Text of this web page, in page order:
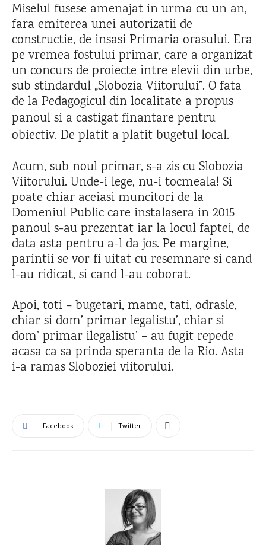
Miselul fusese amenajat in urma cu un an,
fara emiterea unei autorizatii de
constructie, de insasi Primaria orasului. Era
pe vremea fostului primar, care a organizat
un concurs de proiecte intre elevii din urbe,
sub stindardul „Slobozia Viitorului”. O fata
de la Pedagogicul din localitate a propus
panoul si a castigat finantare pentru
obiectiv. De platit a platit bugetul local.
Acum, sub noul primar, s-a zis cu Slobozia
Viitorului. Unde-i lege, nu-i tocmeala! Si
poate chiar aceiasi muncitori de la
Domeniul Public care instalasera in 2015
panoul s-au prezentat iar la locul faptei, de
data asta pentru a-l da jos. Pe margine,
parintii se vor fi uitat cu resemnare si cand
l-au ridicat, si cand l-au coborat.
Apoi, toti – bugetari, mame, tati, odrasle,
chiar si dom’ primar legalistu’, chiar si
dom’ primar ilegalistu’ – au fugit repede
acasa ca sa prinda speranta de la Rio. Asta
i-a ramas Sloboziei viitorului.
Facebook Twitter